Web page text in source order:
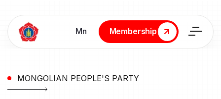
Мn
Membership
Membership
MONGOLIAN PEOPLE'S PARTY